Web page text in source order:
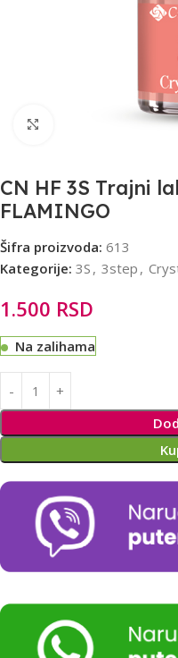
Click to enlarge
CN HF 3S Trajni
FLAMINGO
Šifra proizvoda: 613
Kategorije: 3S , 3step ,
1.500 RSD
Na zalihama
Alternative: